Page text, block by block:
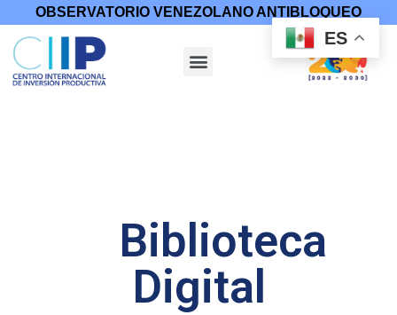
OBSERVATORIO VENEZOLANO ANTIBLOQUEO
Biblioteca
Digital
ES